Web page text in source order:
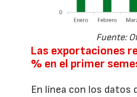
Fuente:
Las exportaciones
% en el primer
En línea con los datos